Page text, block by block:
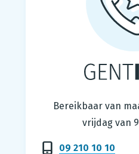
Gentinfo
Bereikbaar van
vrijdag van
09 210 10 10